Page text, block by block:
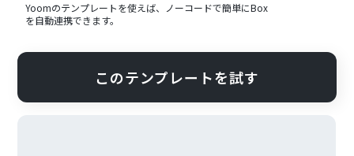
Yoomのテンプレートを使えば、ノーコードで簡単にBox
を自動連携できます。
このテンプレートを試す